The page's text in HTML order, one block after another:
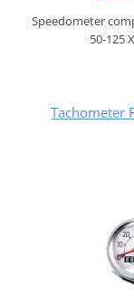
Speedometer
50-125
Tachometer